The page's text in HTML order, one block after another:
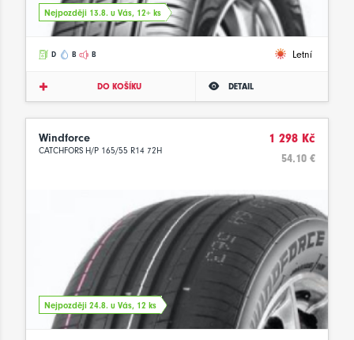
Nejpozději 13.8. u Vás, 12+ ks
D B B Letní
DO KOŠÍKU DETAIL
Windforce
CATCHFORS H/P 165/55 R14 72H
1 298 Kč
54.10 €
Nejpozději 24.8. u Vás, 12 ks